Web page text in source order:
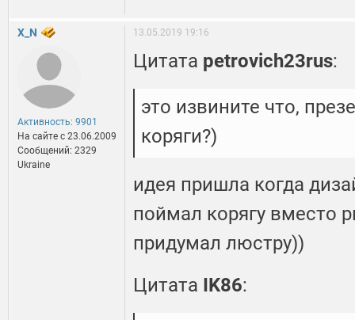
X_N
Активность: 9901
На сайте c 23.06.2009
Сообщений: 2329
Ukraine
13.05.2019 19:16
Цитата petrovich23rus:
это извините что,
коряги?)
идея пришла когда
поймал корягу вместо
придумал люстру))
Цитата IK86: